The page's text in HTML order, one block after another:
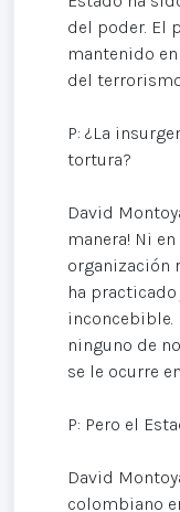
del poder. El
mantenido
del
P: ¿La
tortura?
David
manera! Ni
organización
ha
inconcebible.
ninguno de
se le ocurre
P: Pero el
David
colombiano